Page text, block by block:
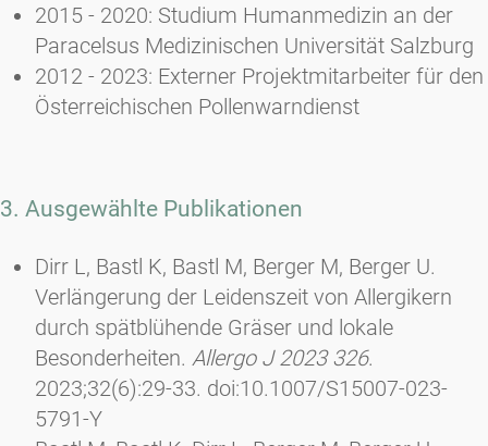
2015 - 2020: Studium Humanmedizin an der
Paracelsus Medizinischen Universität Salzburg
2012 - 2023: Externer Projektmitarbeiter für den
Österreichischen Pollenwarndienst
3. Ausgewählte Publikationen
Dirr L, Bastl K, Bastl M, Berger M, Berger U.
Verlängerung der Leidenszeit von Allergikern
durch spätblühende Gräser und lokale
Besonderheiten. Allergo J 2023 326.
2023;32(6):29-33. doi:10.1007/S15007-023-
5791-Y